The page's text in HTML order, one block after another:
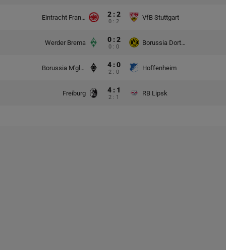
Eintracht Frankfurt 2 : 2
0 : 2
VfB Stuttgart
Werder Brema 0 : 2
0 : 0
Borussia Dortmund
Borussia M'gladbach 4 : 0
2 : 0
Hoffenheim
Freiburg 4 : 1
2 : 1
RB Lipsk